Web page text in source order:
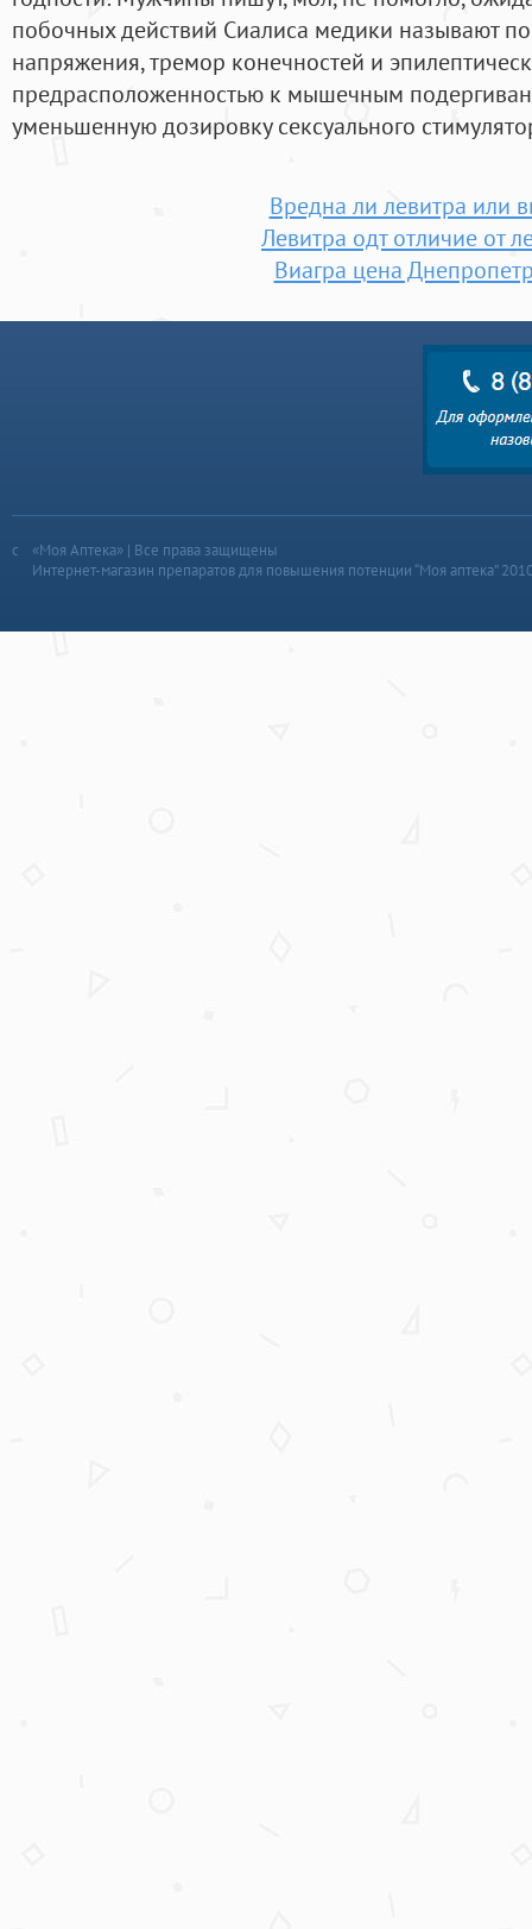
побочных действий Сиалиса медики называют
напряжения, тремор конечностей и
предрасположенностью к мышечным
уменьшенную дозировку сексуального
Вредна ли левитра или
Левитра одт отличие от
Виагра цена
«Моя Аптека» | Все права защищены
Интернет-магазин препаратов для повышения потенции “Моя аптека”